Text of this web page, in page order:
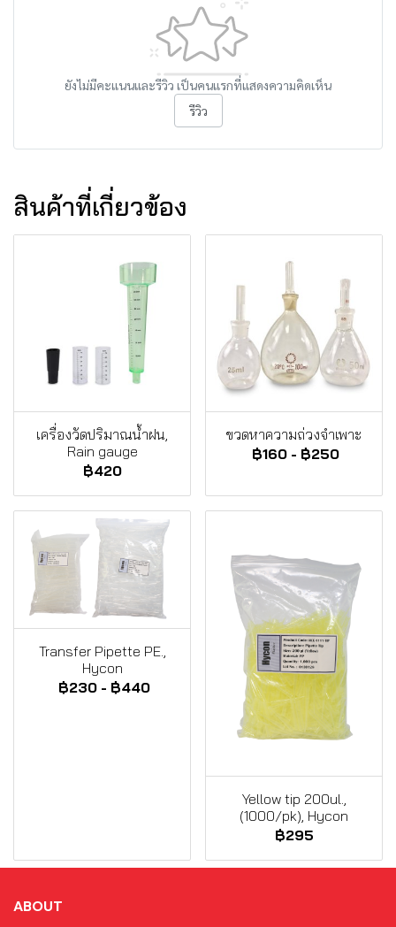
ยังไม่มีคะแนนและรีวิว เป็นคนแรกที่แสดงความคิดเห็น
รีวิว
สินค้าที่เกี่ยวข้อง
เครื่องวัดปริมาณน้ำฝน,
Rain gauge
฿420
ขวดหาความถ่วงจำเพาะ
฿160 - ฿250
Transfer Pipette PE.,
Hycon
฿230 - ฿440
Yellow tip 200ul.,
(1000/pk), Hycon
฿295
ABOUT